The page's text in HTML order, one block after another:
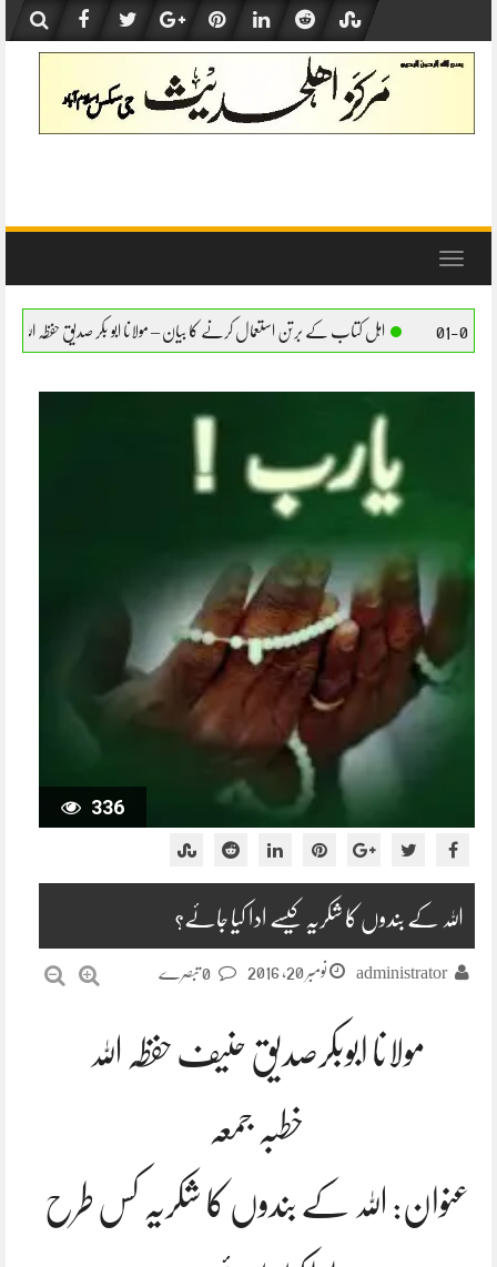
content
Toggle
برتن استعمال کرنے کا بیان – مولانا ابو بکر صدیق حفظہ اللہ اہل کتاب کے برتن
336
اللہ کے بندوں کا شکریہ کیسے ادا کیا جائے؟
administrator نومبر 20, 2016
مولانا ابوبکرصدیق حنیف حفظہ اللہ
خطبہ جمعہ
عنوان: اللہ کے بندوں کا شکریہ کس طرح